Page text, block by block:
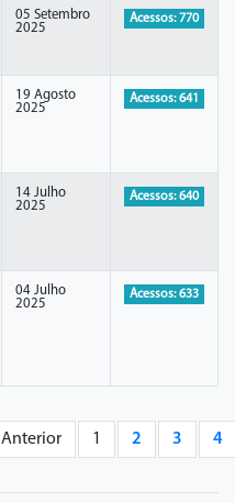
05 Setembro
2025
Acessos: 770
19 Agosto
2025
Acessos: 641
14 Julho
2025
Acessos: 640
04 Julho
2025
Acessos: 633
Anterior 1 2 3 4